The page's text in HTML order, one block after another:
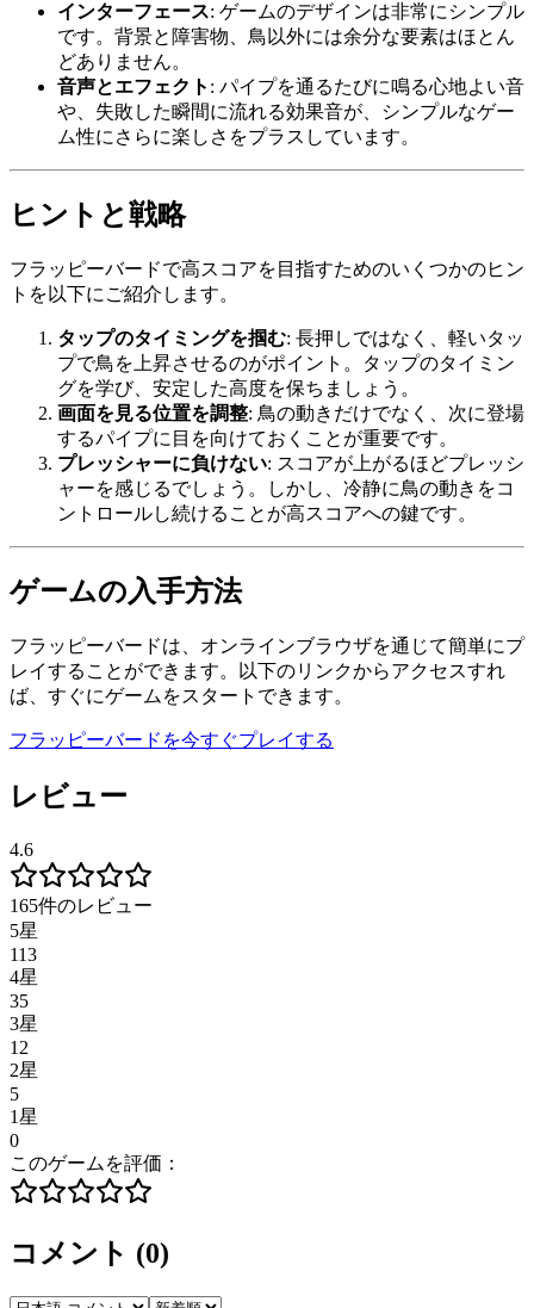
インターフェース: ゲームのデザインは非常にシンプル
です。背景と障害物、鳥以外には余分な要素はほとん
どありません。
音声とエフェクト : パイプを通るたびに鳴る心地よい音
や、失敗した瞬間に流れる効果音が、シンプルなゲー
ム性にさらに楽しさをプラスしています。
ヒントと戦略
フラッピーバードで高スコアを目指すためのいくつかのヒン
トを以下にご紹介します。
タップのタイミングを掴む: 長押しではなく、軽いタッ
プで鳥を上昇させるのがポイント。タップのタイミン
グを学び、安定した高度を保ちましょう。
画面を見る位置を調整: 鳥の動きだけでなく、次に登場
するパイプに目を向けておくことが重要です。
プレッシャーに負けない: スコアが上がるほどプレッシ
ャーを感じるでしょう。しかし、冷静に鳥の動きをコ
ントロールし続けることが高スコアへの鍵です。
ゲームの入手方法
フラッピーバードは、オンラインブラウザを通じて簡単にプ
レイすることができます。以下のリンクからアクセスすれ
ば、すぐにゲームをスタートできます。
フラッピーバードを今すぐプレイする
レビュー
4.6
165件のレビュー
5星
113
4星
35
3星
12
2星
5
1星
0
このゲームを評価：
コメント (0)